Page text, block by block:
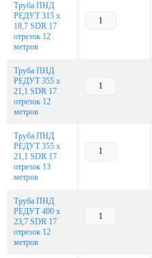
Труба ПНД
РЕДУТ 315 х
18,7 SDR 17
отрезок 12
метров
Труба ПНД
РЕДУТ 355 х
21,1 SDR 17
отрезок 12
метров
Труба ПНД
РЕДУТ 355 х
21,1 SDR 17
отрезок 13
метров
Труба ПНД
РЕДУТ 400 х
23,7 SDR 17
отрезок 12
метров